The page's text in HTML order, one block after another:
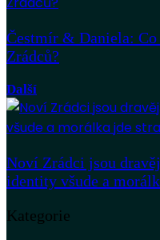
Čestmír & Daniela: Co
Zrádců?
Další
Noví Zrádci jsou
identity všude a
Kategorie